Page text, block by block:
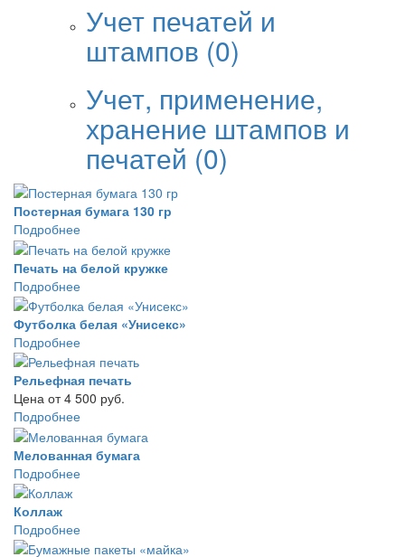
Учет печатей и
штампов (0)
Учет, применение,
хранение штампов и
печатей (0)
Постерная бумага 130 гр
Подробнее
Печать на белой кружке
Подробнее
Футболка белая «Унисекс»
Подробнее
Рельефная печать
Цена от 4 500 руб.
Подробнее
Мелованная бумага
Подробнее
Коллаж
Подробнее